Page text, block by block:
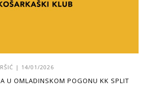
| 14/01/2026
U OMLADINSKOM POGONU KK SPLIT